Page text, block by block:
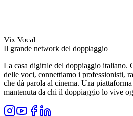
Vix Vocal
Il grande network del doppiaggio
La casa digitale del doppiaggio italiano.
delle voci, connettiamo i professionisti,
che dà parola al cinema. Una
mantenuta da chi il doppiaggio lo vive